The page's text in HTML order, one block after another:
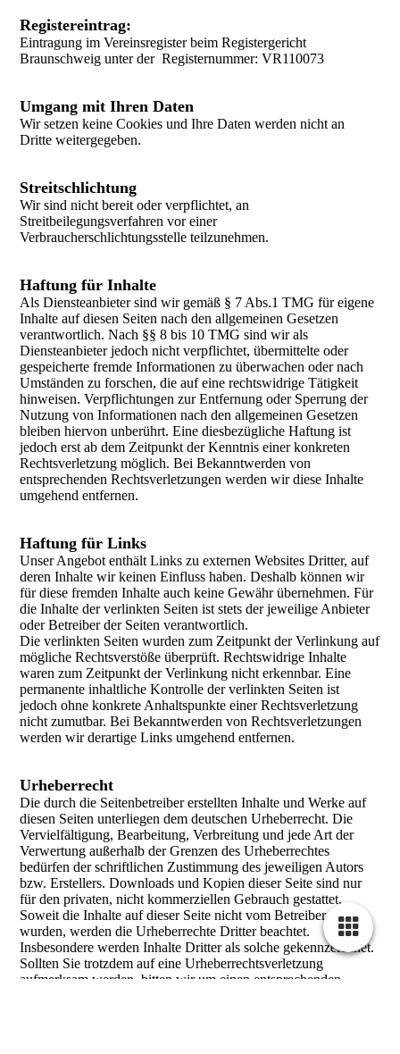
Registereintrag:
Eintragung im Vereinsregister beim Registergericht
Braunschweig unter der Registernummer: VR110073
Umgang mit Ihren Daten
Wir setzen keine Cookies und Ihre Daten werden nicht an
Dritte weitergegeben.
Streitschlichtung
Wir sind nicht bereit oder verpflichtet, an
Streitbeilegungsverfahren vor einer
Verbraucherschlichtungsstelle teilzunehmen.
Haftung für Inhalte
Als Diensteanbieter sind wir gemäß § 7 Abs.1 TMG für eigene
Inhalte auf diesen Seiten nach den allgemeinen Gesetzen
verantwortlich. Nach §§ 8 bis 10 TMG sind wir als
Diensteanbieter jedoch nicht verpflichtet, übermittelte oder
gespeicherte fremde Informationen zu überwachen oder nach
Umständen zu forschen, die auf eine rechtswidrige Tätigkeit
hinweisen. Verpflichtungen zur Entfernung oder Sperrung der
Nutzung von Informationen nach den allgemeinen Gesetzen
bleiben hiervon unberührt. Eine diesbezügliche Haftung ist
jedoch erst ab dem Zeitpunkt der Kenntnis einer konkreten
Rechtsverletzung möglich. Bei Bekanntwerden von
entsprechenden Rechtsverletzungen werden wir diese Inhalte
umgehend entfernen.
Haftung für Links
Unser Angebot enthält Links zu externen Websites Dritter, auf
deren Inhalte wir keinen Einfluss haben. Deshalb können wir
für diese fremden Inhalte auch keine Gewähr übernehmen. Für
die Inhalte der verlinkten Seiten ist stets der jeweilige Anbieter
oder Betreiber der Seiten verantwortlich.
Die verlinkten Seiten wurden zum Zeitpunkt der Verlinkung auf
mögliche Rechtsverstöße überprüft. Rechtswidrige Inhalte
waren zum Zeitpunkt der Verlinkung nicht erkennbar. Eine
permanente inhaltliche Kontrolle der verlinkten Seiten ist
jedoch ohne konkrete Anhaltspunkte einer Rechtsverletzung
nicht zumutbar. Bei Bekanntwerden von Rechtsverletzungen
werden wir derartige Links umgehend entfernen.
Urheberrecht
Die durch die Seitenbetreiber erstellten Inhalte und Werke auf
diesen Seiten unterliegen dem deutschen Urheberrecht. Die
Vervielfältigung, Bearbeitung, Verbreitung und jede Art der
Verwertung außerhalb der Grenzen des Urheberrechtes
bedürfen der schriftlichen Zustimmung des jeweiligen Autors
bzw. Erstellers. Downloads und Kopien dieser Seite sind nur
für den privaten, nicht kommerziellen Gebrauch gestattet.
Soweit die Inhalte auf dieser Seite nicht vom Betreiber erstellt
wurden, werden die Urheberrechte Dritter beachtet.
Insbesondere werden Inhalte Dritter als solche gekennzeichnet.
Sollten Sie trotzdem auf eine Urheberrechtsverletzung
aufmerksam werden, bitten wir um einen entsprechenden